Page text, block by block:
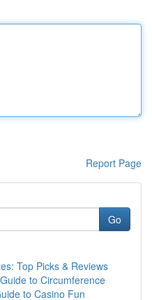
Report Page
Go
Top Picks & Reviews
to Circumference
to Casino Fun